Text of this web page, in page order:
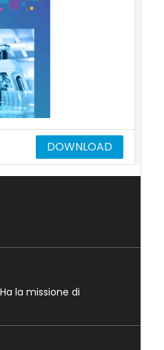
DOWNLOAD
la missione di